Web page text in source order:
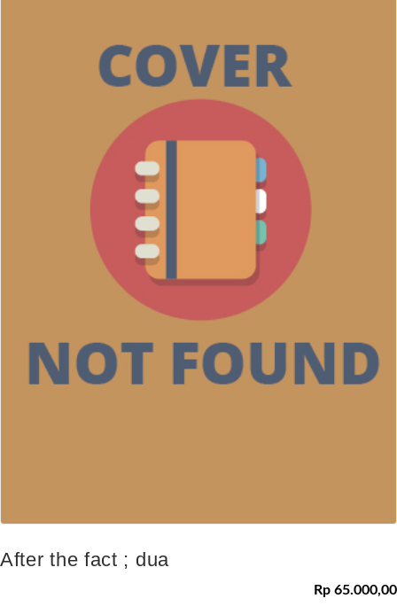
After the fact ; dua
Rp 65.000,00